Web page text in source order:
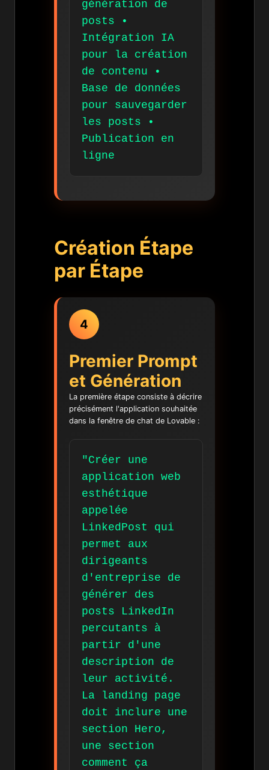
génération de
posts •
Intégration IA
pour la création
de contenu •
Base de données
pour sauvegarder
les posts •
Publication en
ligne
Création Étape
par Étape
4
Premier Prompt
et Génération
La première étape consiste à décrire
précisément l'application souhaitée
dans la fenêtre de chat de Lovable :
"Créer une
application web
esthétique
appelée
LinkedPost qui
permet aux
dirigeants
d'entreprise de
générer des
posts LinkedIn
percutants à
partir d'une
description de
leur activité.
La landing page
doit inclure une
section Hero,
une section
comment ça